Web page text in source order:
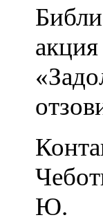
акция
Ю.